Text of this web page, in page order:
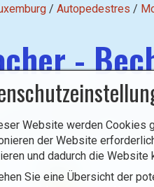
/ Autopedestres /
-
autopédestre Bech-
unterhalb des
Abstieg
Website werden Cookies
der Website
und dadurch die Website
Sie eine Übersicht der